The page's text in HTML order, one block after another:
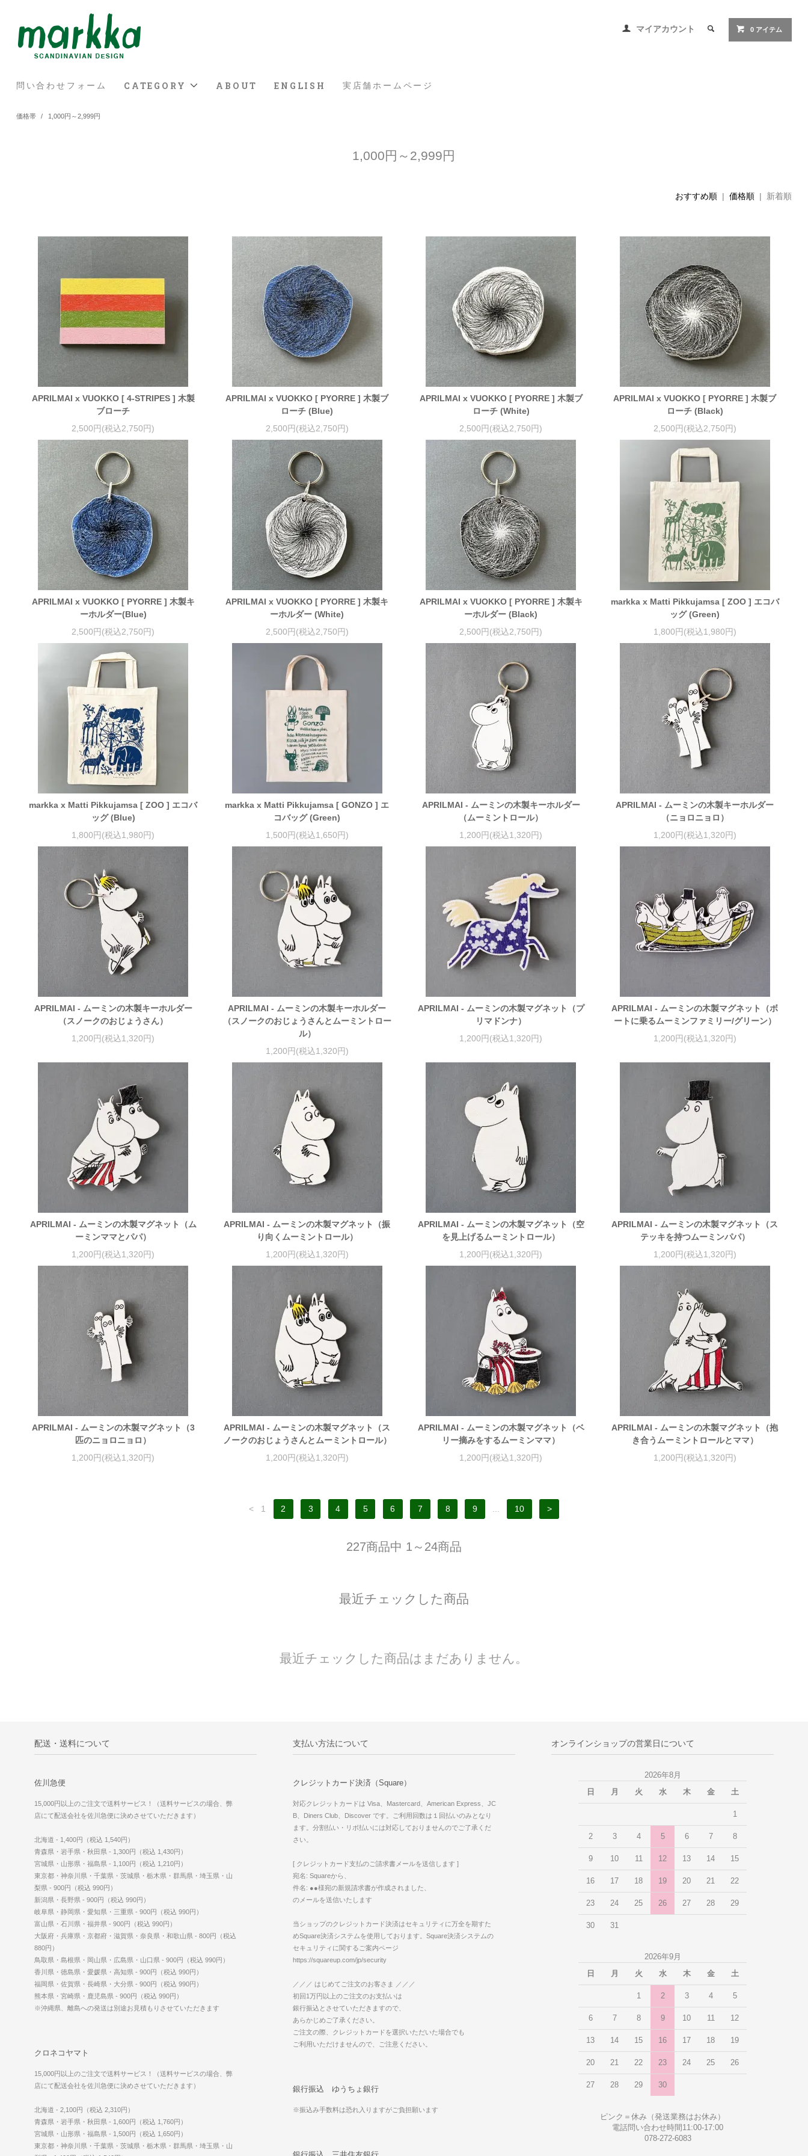
マイアカウント 0 アイテム
問い合わせフォーム CATEGORY ABOUT ENGLISH 実店舗ホームページ
価格帯 / 1,000円～2,999円
1,000円～2,999円
おすすめ順 |価格順 | 新着順
APRILMAI x VUOKKO [ 4-STRIPES ] 木製
ブローチ
2,500円(税込2,750円)
APRILMAI x VUOKKO [ PYORRE ] 木製ブ
ローチ (Blue)
2,500円(税込2,750円)
APRILMAI x VUOKKO [ PYORRE ] 木製ブ
ローチ (White)
2,500円(税込2,750円)
APRILMAI x VUOKKO [ PYORRE ] 木製ブ
ローチ (Black)
2,500円(税込2,750円)
APRILMAI x VUOKKO [ PYORRE ] 木製キ
ーホルダー(Blue)
2,500円(税込2,750円)
APRILMAI x VUOKKO [ PYORRE ] 木製キ
ーホルダー (White)
2,500円(税込2,750円)
APRILMAI x VUOKKO [ PYORRE ] 木製キ
ーホルダー (Black)
2,500円(税込2,750円)
markka x Matti Pikkujamsa [ ZOO ] エコバ
ッグ (Green)
1,800円(税込1,980円)
markka x Matti Pikkujamsa [ ZOO ] エコバ
ッグ (Blue)
1,800円(税込1,980円)
markka x Matti Pikkujamsa [ GONZO ] エ
コバッグ (Green)
1,500円(税込1,650円)
APRILMAI - ムーミンの木製キーホルダー
（ムーミントロール）
1,200円(税込1,320円)
APRILMAI - ムーミンの木製キーホルダー
（ニョロニョロ）
1,200円(税込1,320円)
APRILMAI - ムーミンの木製キーホルダー
（スノークのおじょうさん）
1,200円(税込1,320円)
APRILMAI - ムーミンの木製キーホルダー
（スノークのおじょうさんとムーミントロー
ル）
1,200円(税込1,320円)
APRILMAI - ムーミンの木製マグネット（プ
リマドンナ）
1,200円(税込1,320円)
APRILMAI - ムーミンの木製マグネット（ボ
ートに乗るムーミンファミリー/グリーン）
1,200円(税込1,320円)
APRILMAI - ムーミンの木製マグネット（ム
ーミンママとパパ）
1,200円(税込1,320円)
APRILMAI - ムーミンの木製マグネット（振
り向くムーミントロール）
1,200円(税込1,320円)
APRILMAI - ムーミンの木製マグネット（空
を見上げるムーミントロール）
1,200円(税込1,320円)
APRILMAI - ムーミンの木製マグネット（ス
テッキを持つムーミンパパ）
1,200円(税込1,320円)
APRILMAI - ムーミンの木製マグネット（3
匹のニョロニョロ）
1,200円(税込1,320円)
APRILMAI - ムーミンの木製マグネット（ス
ノークのおじょうさんとムーミントロール）
1,200円(税込1,320円)
APRILMAI - ムーミンの木製マグネット（ベ
リー摘みをするムーミンママ）
1,200円(税込1,320円)
APRILMAI - ムーミンの木製マグネット（抱
き合うムーミントロールとママ）
1,200円(税込1,320円)
< 1 2 3 4 5 6 7 8 9 ... 10 >
227商品中 1～24商品
最近チェックした商品
最近チェックした商品はまだありません。
配送・送料について
佐川急便
15,000円以上のご注文で送料サービス！（送料サービスの場合、弊
店にて配送会社を佐川急便に決めさせていただきます）
北海道 - 1,400円（税込 1,540円）
青森県・岩手県・秋田県 - 1,300円（税込 1,430円）
宮城県・山形県・福島県 - 1,100円（税込 1,210円）
東京都・神奈川県・千葉県・茨城県・栃木県・群馬県・埼玉県・山
梨県 - 900円（税込 990円）
新潟県・長野県 - 900円（税込 990円）
岐阜県・静岡県・愛知県・三重県 - 900円（税込 990円）
富山県・石川県・福井県 - 900円（税込 990円）
大阪府・兵庫県・京都府・滋賀県・奈良県・和歌山県 - 800円（税込
880円）
鳥取県・島根県・岡山県・広島県・山口県 - 900円（税込 990円）
香川県・徳島県・愛媛県・高知県 - 900円（税込 990円）
福岡県・佐賀県・長崎県・大分県 - 900円（税込 990円）
熊本県・宮崎県・鹿児島県 - 900円（税込 990円）
※沖縄県、離島への発送は別途お見積もりさせていただきます
クロネコヤマト
15,000円以上のご注文で送料サービス！（送料サービスの場合、弊
店にて配送会社を佐川急便に決めさせていただきます）
北海道 - 2,100円（税込 2,310円）
青森県・岩手県・秋田県 - 1,600円（税込 1,760円）
宮城県・山形県・福島県 - 1,500円（税込 1,650円）
東京都・神奈川県・千葉県・茨城県・栃木県・群馬県・埼玉県・山
支払い方法について
クレジットカード決済（Square）
対応クレジットカードは Visa、Mastercard、American Express、JC
B、Diners Club、Discover です。ご利用回数は１回払いのみとなり
ます。分割払い・リボ払いには対応しておりませんのでご了承くだ
さい。
[ クレジットカード支払のご請求書メールを送信します ]
宛名: Squareから、
件名: ●●様宛の新規請求書が作成されました、
のメールを送信いたします
当ショップのクレジットカード決済はセキュリティに万全を期すた
めSquare決済システムを使用しております。Square決済システムの
セキュリティに関するご案内ページ
https://squareup.com/jp/security
／／／ はじめてご注文のお客さま ／／／
初回1万円以上のご注文のお支払いは
銀行振込とさせていただきますので、
あらかじめご了承ください。
ご注文の際、クレジットカードを選択いただいた場合でも
ご利用いただけませんので、ご注意ください。
銀行振込 ゆうちょ銀行
※振込み手数料は恐れ入りますがご負担願います
オンラインショップの営業日について
2026年8月
日
月 火 水 木 金 土
1
2 3 4 5 6 7 8
9 10 11 12 13 14 15
16 17 18 19 20 21 22
23 24 25 26 27 28 29
30 31
2026年9月
日
月 火 水 木 金 土
1 2 3 4 5
6 7 8 9 10 11 12
13 14 15 16 17 18 19
20 21 22 23 24 25 26
27 28 29 30
ピンク＝休み（発送業務はお休み）
電話問い合わせ時間11:00-17:00
078-272-6083